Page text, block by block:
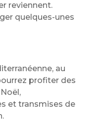
reviennent.
quelques-unes
au
profiter des
et transmises de